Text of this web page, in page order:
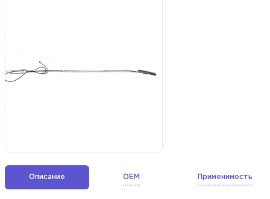
Описание OEM Применимость